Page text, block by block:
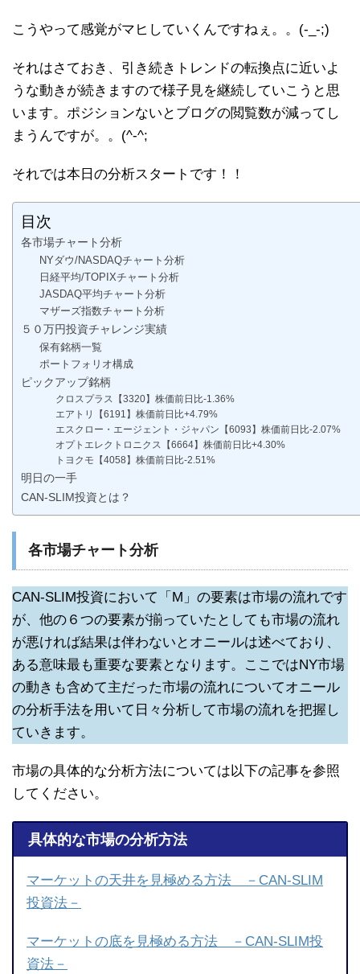
こうやって感覚がマヒしていくんですねぇ。。(-_-;)
それはさておき、引き続きトレンドの転換点に近いよ
うな動きが続きますので様子見を継続していこうと思
います。ポジションないとブログの閲覧数が減ってし
まうんですが。。(^-^;
それでは本日の分析スタートです！！
目次
各市場チャート分析
NYダウ/NASDAQチャート分析
日経平均/TOPIXチャート分析
JASDAQ平均チャート分析
マザーズ指数チャート分析
５０万円投資チャレンジ実績
保有銘柄一覧
ポートフォリオ構成
ピックアップ銘柄
クロスプラス【3320】株価前日比-1.36%
エアトリ【6191】株価前日比+4.79%
エスクロー・エージェント・ジャパン【6093】株価前日比-2.07%
オプトエレクトロニクス【6664】株価前日比+4.30%
トヨクモ【4058】株価前日比-2.51%
明日の一手
CAN-SLIM投資とは？
各市場チャート分析
CAN-SLIM投資において「M」の要素は市場の流れです
が、他の６つの要素が揃っていたとしても市場の流れ
が悪ければ結果は伴わないとオニールは述べており、
ある意味最も重要な要素となります。ここではNY市場
の動きも含めて主だった市場の流れについてオニール
の分析手法を用いて日々分析して市場の流れを把握し
ていきます。
市場の具体的な分析方法については以下の記事を参照
してください。
具体的な市場の分析方法
マーケットの天井を見極める方法 －CAN-SLIM
投資法－
マーケットの底を見極める方法 －CAN-SLIM投
資法－